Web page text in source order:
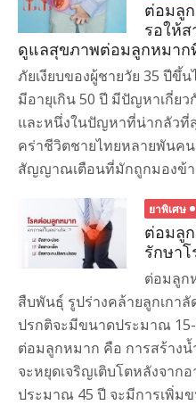
ต่อมลูก
รอให้ส
ดูแลสุขภาพต่อมลูกหมาก
ภัยเงียบของผู้ชายวัย 35 ปีขึ้
มีอายุเกิน 50 ปี มีปัญหาเกี่ย
และหนึ่งในปัญหาที่น่ากลัวที่
คร่าชีวิตชายไทยหลายพันคน
สัญญาณเตือนที่มักถูกมองข้า
ยาพิเศษ
ต่อมลู
รักษา
ต่อมลูก
สืบพันธุ์ รูปร่างคล้ายลูกเกา
ปรกติจะมีขนาดประมาณ
ต่อมลูกหมาก คือ การสร้าง
จะหยุดเจริญเติบโตหลังจาก
ประมาณ 45 ปี จะมีการเพิ่ม